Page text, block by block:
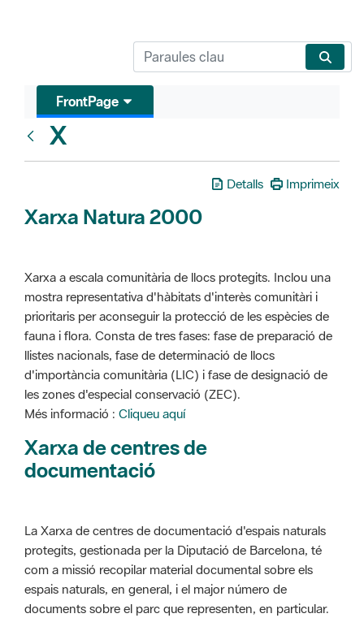
FrontPage
X
Detalls Imprimeix
Xarxa Natura 2000
Xarxa a escala comunitària de llocs protegits. Inclou una
mostra representativa d'hàbitats d'interès comunitàri i
prioritaris per aconseguir la protecció de les espècies de
fauna i flora. Consta de tres fases: fase de preparació de
llistes nacionals, fase de determinació de llocs
d'importància comunitària (LIC) i fase de designació de
les zones d'especial conservació (ZEC).
Més informació : Cliqueu aquí
Xarxa de centres de
documentació
La Xarxa de centres de documentació d'espais naturals
protegits, gestionada per la Diputació de Barcelona, té
com a missió recopilar material documental sobre els
espais naturals, en general, i el major número de
documents sobre el parc que representen, en particular.